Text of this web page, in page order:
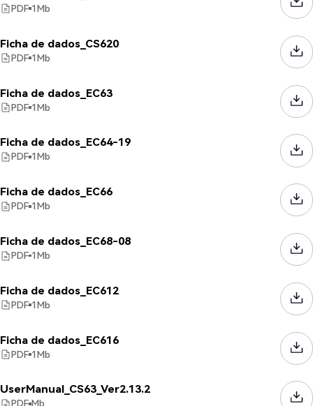
PDF 1Mb
Ficha de dados_CS620
PDF 1Mb
Ficha de dados_EC63
PDF 1Mb
Ficha de dados_EC64-19
PDF 1Mb
Ficha de dados_EC66
PDF 1Mb
Ficha de dados_EC68-08
PDF 1Mb
Ficha de dados_EC612
PDF 1Mb
Ficha de dados_EC616
PDF 1Mb
UserManual_CS63_Ver2.13.2
PDF Mb